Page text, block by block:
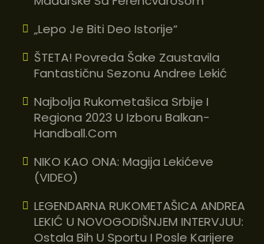
„Lepo Je Biti Deo Istorije“
ŠTETA! Povreda Šake Zaustavila
Fantastičnu Sezonu Andree Lekić
Najbolja Rukometašica Srbije I
Regiona 2023 U Izboru Balkan-
Handball.com
NIKO KAO ONA: Magija Lekićeve
(VIDEO)
LEGENDARNA RUKOMETAŠICA ANDREA
LEKIĆ U NOVOGODIŠNJEM INTERVJUU:
Ostala Bih U Sportu I Posle Karijere